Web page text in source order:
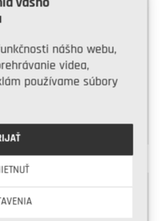
vášho
nášho webu,
videa,
používame súbory
tehly